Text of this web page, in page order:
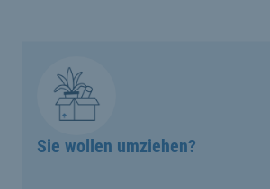
Sie wollen umziehen?